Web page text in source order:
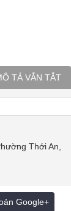
TẢ VẮN TẮT
Thới An,
Google+